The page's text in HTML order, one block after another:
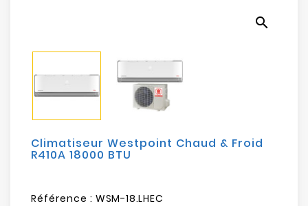
Sécurité
Loisirs
search
Climatiseur Westpoint Chaud & Froid
R410A 18000 BTU
Référence : WSM-18.LHEC